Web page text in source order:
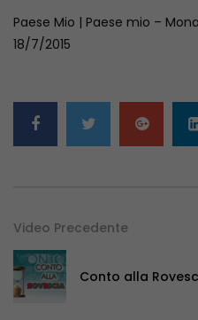
Paese Mio | Paese mio –
18/7/2015
Video Precedente
Conto alla